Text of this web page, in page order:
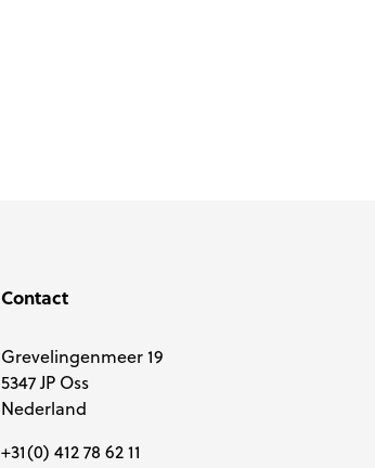
Contact
Grevelingenmeer 19
5347 JP Oss
Nederland
+31(0) 412 78 62 11